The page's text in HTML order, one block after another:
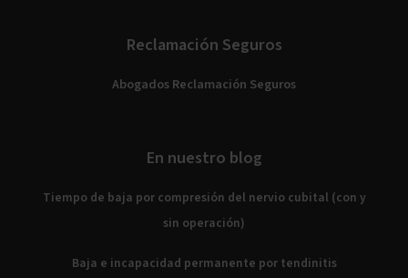
Reclamación Seguros
Abogados Reclamación Seguros
En nuestro blog
Tiempo de baja por compresión del nervio cubital (con y
sin operación)
Baja e incapacidad permanente por tendinitis